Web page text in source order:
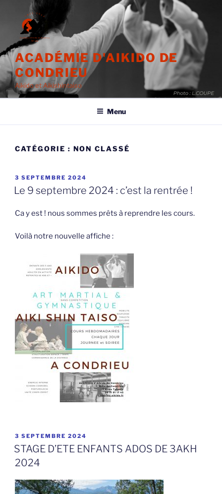
contenu
principal
ACADÉMIE D'AIKIDO DE
CONDRIEU
Aikido et Aikishintaiso
Menu
CATÉGORIE : NON CLASSÉ
PUBLIÉ
LE
3 SEPTEMBRE 2024
Le 9 septembre 2024 : c’est la rentrée !
Ca y est ! nous sommes prêts à reprendre les cours.
Voilà notre nouvelle affiche :
PUBLIÉ
LE
3 SEPTEMBRE 2024
STAGE D’ETE ENFANTS ADOS DE 3AKH
2024